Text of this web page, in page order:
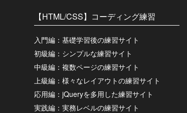
【HTML/CSS】コーディング練習
入門編：基礎学習後の練習サイト
初級編：シンプルな練習サイト
中級編：複数ページの練習サイト
上級編：様々なレイアウトの練習サイト
応用編：jQueryを多用した練習サイト
実践編：実務レベルの練習サイト